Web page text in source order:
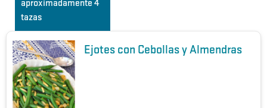
aproximadamente 4
tazas
Ejotes con Cebollas y Almendras